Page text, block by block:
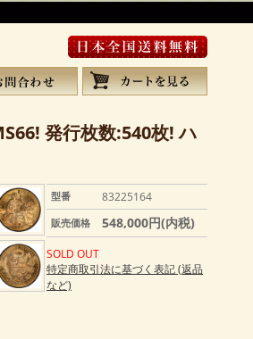
発行枚数:540枚! ハ
型番 83225164
販売価格 548,000円(内税)
SOLD OUT
特定商取引法に基づく表記 (返品
など)